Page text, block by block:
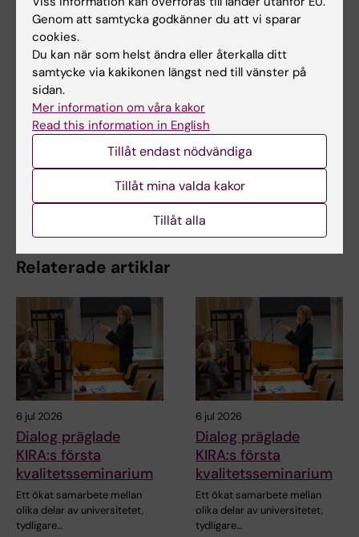
Relaterat
Annika Östman Wernersons profilsida
Skapa kontakt med Annika Östman-Wernerson på
KI:s nya rektor – njurspecialisten som brinner för
pedagogiken
Relaterade artiklar
6 jul 2026
Dialog präglade
KIRA:s första
kvalitetsseminarium
Ett ökat samarbete mellan
olika delar av universitetet,
tydligare…
6 jul 2026
Dialog präglade
KIRA:s första
kvalitetsseminarium
Ett ökat samarbete mellan
olika delar av universitetet,
tydligare…
Genom att samtycka godkänner du att vi sparar
cookies.
Du kan när som helst ändra eller återkalla ditt
samtycke via kakikonen längst ned till vänster på
sidan.
Mer information om våra kakor
Read this information in English
Tillåt endast nödvändiga
Tillåt mina valda kakor
Tillåt alla